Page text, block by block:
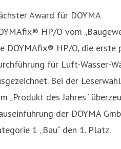
Award für DOYMA
HP/O vom
DOYMAfix® HP/O, die
für Luft-Wasser-
Bei der
„Produkt des Jahres“
der DOYMA
1 „Bau“ den 1. Platz.